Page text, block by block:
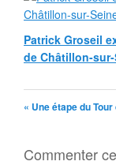
Patrick Groseil
de Châtillon-
« Une étape du Tour
Commenter